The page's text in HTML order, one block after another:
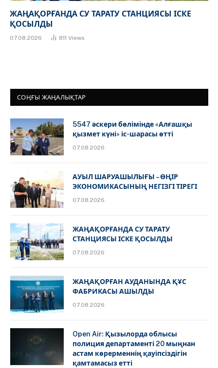
ЖАҢАҚОРҒАНДА СУ ТАРАТУ СТАНЦИЯСЫ ІСКЕ
ҚОСЫЛДЫ
07.08.2026 811 Views
СОҢҒЫ ЖАҢАЛЫҚТАР
5547 әскери бөлімінде «Алғашқы
қызмет күні» іс-шарасы өтті
07.08.2026
АУЫЛ ШАРУАШЫЛЫҒЫ – ӨҢІР
ЭКОНОМИКАСЫНЫҢ НЕГІЗГІ ТІРЕГІ
07.08.2026
ЖАҢАҚОРҒАНДА СУ ТАРАТУ
СТАНЦИЯСЫ ІСКЕ ҚОСЫЛДЫ
07.08.2026
ЖАҢАҚОРҒАН АУДАНЫНДА ҚҰС
ФАБРИКАСЫ АШЫЛДЫ
07.08.2026
Open Air: Қызылорда облысы
полиция департаменті 20 мыңнан
астам көрерменнің қауіпсіздігін
қамтамасыз етті